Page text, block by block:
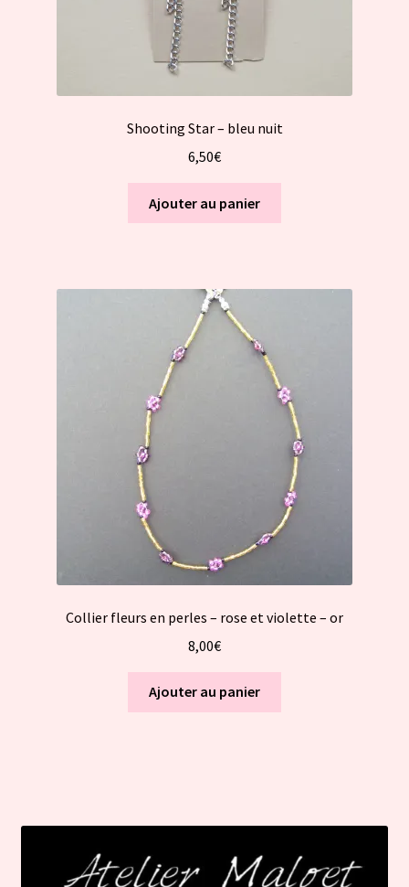
Shooting Star – bleu nuit
6,50€
Ajouter au panier
Collier fleurs en perles – rose et violette – or
8,00€
Ajouter au panier